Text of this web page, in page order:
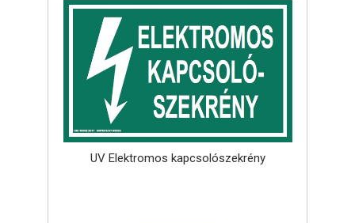
UV Elektromos kapcsolószekrény